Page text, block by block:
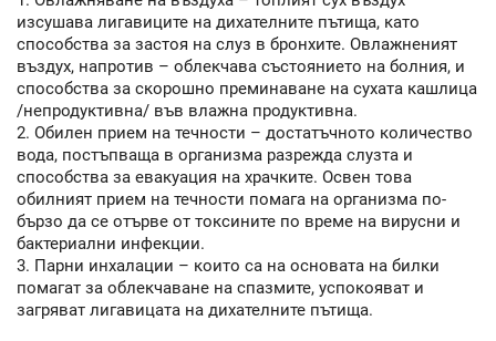
изсушава лигавиците на дихателните пътища, като
способства за застоя на слуз в бронхите. Овлажненият
въздух, напротив – облекчава състоянието на болния, и
способства за скорошно преминаване на сухата кашлица
/непродуктивна/ във влажна продуктивна.
2. Обилен прием на течности – достатъчното количество
вода, постъпваща в организма разрежда слузта и
способства за евакуация на храчките. Освен това
обилният прием на течности помага на организма по-
бързо да се отърве от токсините по време на вирусни и
бактериални инфекции.
3. Парни инхалации – които са на основата на билки
помагат за облекчаване на спазмите, успокояват и
загряват лигавицата на дихателните пътища.